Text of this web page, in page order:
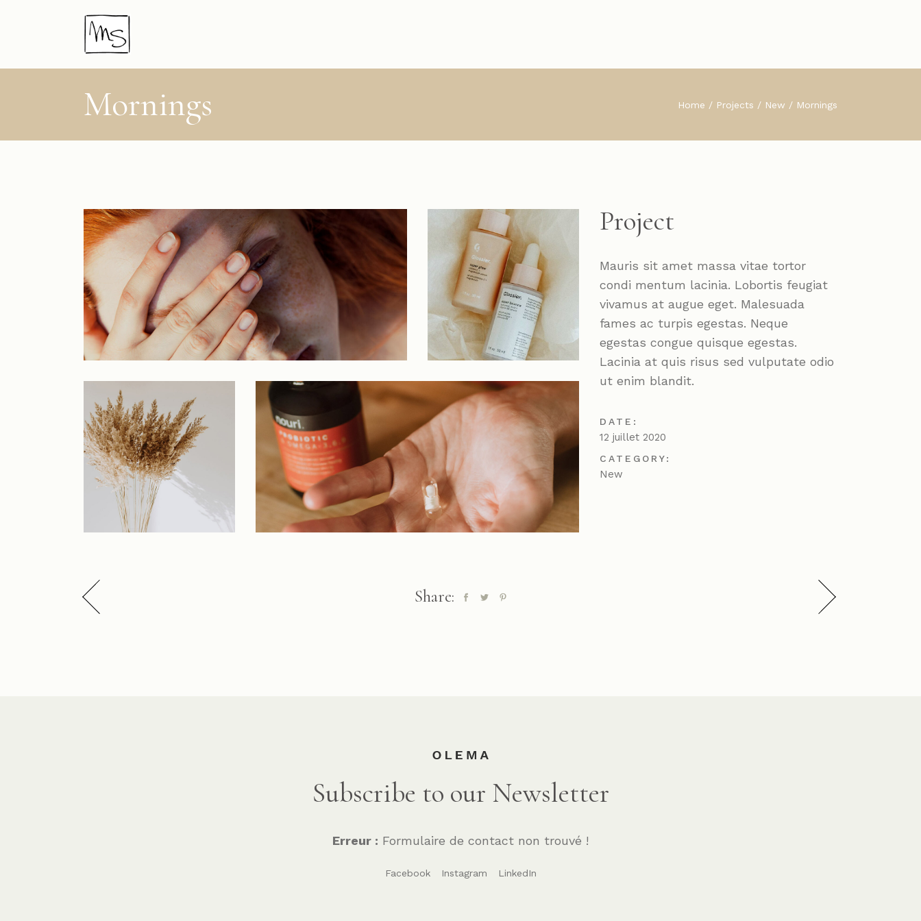
Mornings Home Projects New Mornings
Project
Mauris sit amet massa vitae tortor
condi mentum lacinia. Lobortis feugiat
vivamus at augue eget. Malesuada
fames ac turpis egestas. Neque
egestas congue quisque egestas.
Lacinia at quis risus sed vulputate odio
ut enim blandit.
DATE:
12 juillet 2020
CATEGORY:
New
Share:
Subscribe to our Newsletter
Erreur : Formulaire de contact non trouvé !
Facebook Instagram LinkedIn